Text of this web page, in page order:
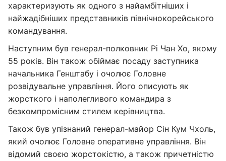
характеризують як одного з найамбітніших і
найжадібніших представників північнокорейського
командування.
Наступним був генерал-полковник Рі Чан Хо, якому
55 років. Він також обіймає посаду заступника
начальника Генштабу і очолює Головне
розвідувальне управління. Його описують як
жорсткого і наполегливого командира з
безкомпромісним стилем керівництва.
Також був упізнаний генерал-майор Сін Кум Чхоль,
який очолює Головне оперативне управління. Він
відомий своєю жорстокістю, а також причетністю